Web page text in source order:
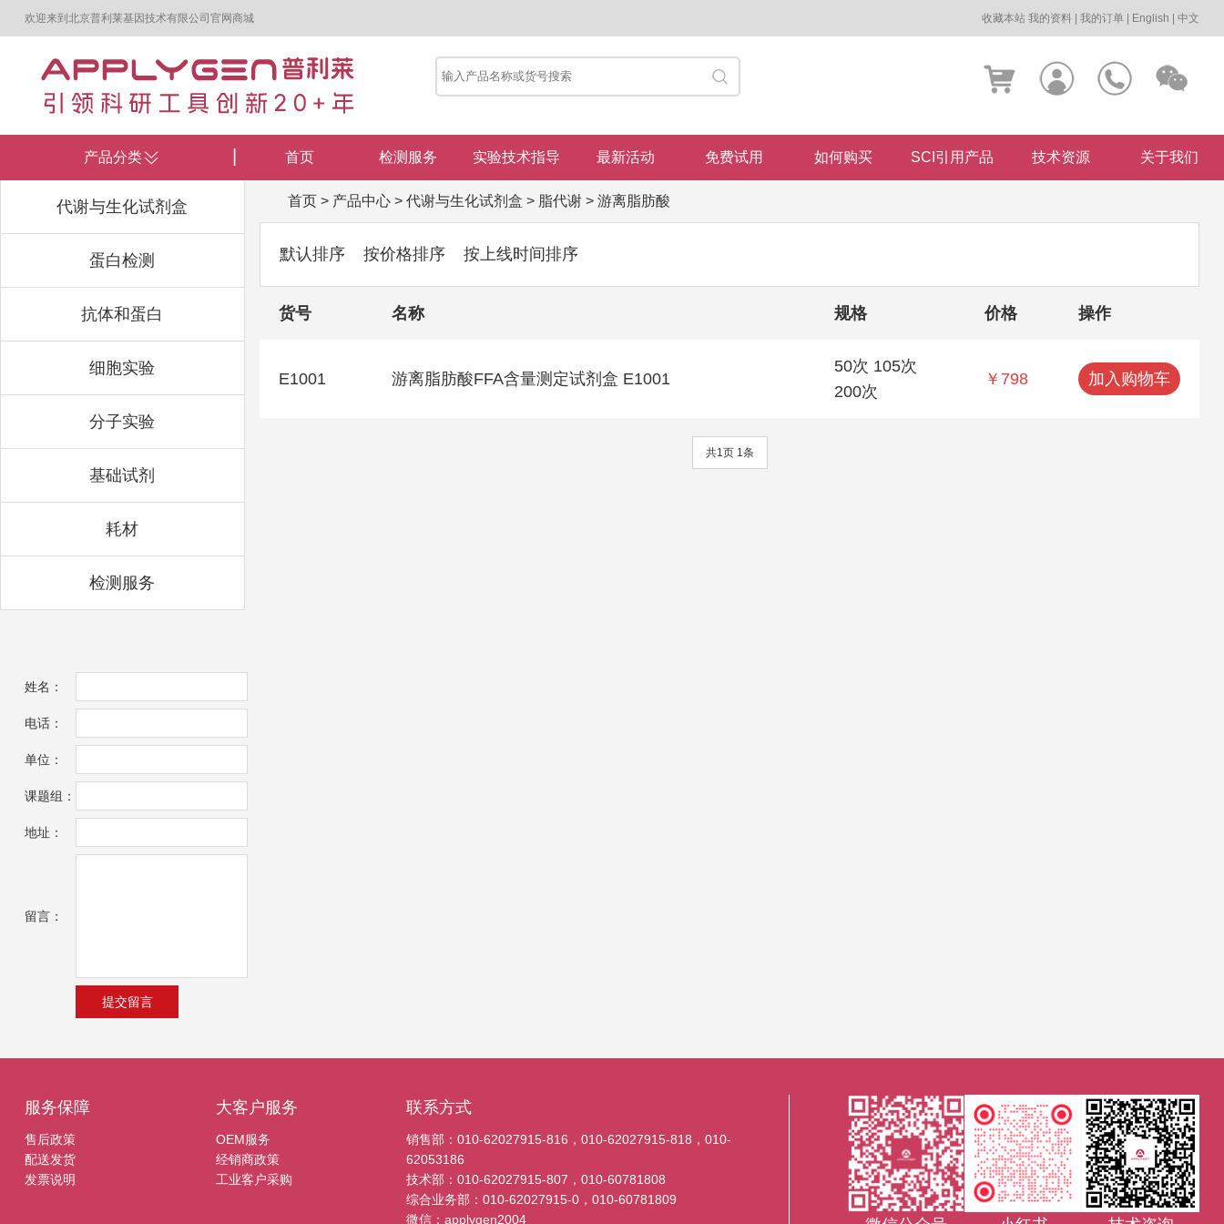
欢迎来到北京普利莱基因技术有限公司官网商城 收藏本站 我的资料 |我的订单 English |中文
产品分类
代谢与生化试剂盒
蛋白检测
抗体和蛋白
细胞实验
分子实验
基础试剂
耗材
检测服务
首页 检测服务 实验技术指导 最新活动 免费试用 如何购买 SCI引用产品 技术资源 关于我们
首页> 产品中心> 代谢与生化试剂盒 > 脂代谢> 游离脂肪酸
默认排序 按价格排序 按上线时间排序
货号 名称 规格 价格 操作
E1001 游离脂肪酸FFA含量测定试剂盒 E1001
50次 105次
200次
￥798 加入购物车
共1页 1条
姓名：
电话：
单位：
课题组：
地址：
留言：
服务保障
售后政策
配送发货
发票说明
大客户服务
OEM服务
经销商政策
工业客户采购
联系方式
销售部：010-62027915-816，010-62027915-818，010-
62053186
技术部：010-62027915-807，010-60781808
综合业务部：010-62027915-0，010-60781809
微信：applygen2004